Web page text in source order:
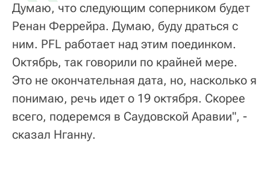
Думаю, что следующим соперником будет
Ренан Феррейра. Думаю, буду драться с
ним. PFL работает над этим поединком.
Октябрь, так говорили по крайней мере.
Это не окончательная дата, но, насколько я
понимаю, речь идет о 19 октября. Скорее
всего, подеремся в Саудовской Аравии", -
сказал Нганну.